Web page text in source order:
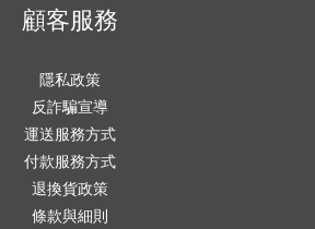
顧客服務
隱私政策
反詐騙宣導
運送服務方式
付款服務方式
退換貨政策
條款與細則